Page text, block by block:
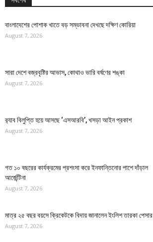
বাংলাদেশের পোশাক খাতে বড় সম্ভাবনা দেখছে দক্ষিণ কোরিয়া
August 7, 2026
সারা দেশে বজ্রবৃষ্টির আভাস, কোথাও ভারি বর্ষণের শঙ্কা
August 7, 2026
র‍্যাব বিলুপ্তি হয়ে আসছে ‘এসআরবি’, খসড়া আইন প্রকাশ
August 7, 2026
গত ১০ বছরের কার্যক্রমের প্রশংসা করে ইনফান্তিনোর পাশে দাঁড়াল
আর্জেন্টিনা
August 7, 2026
মাত্র ২৫ বছর বয়সে ক্রিকেটকে বিদায় জানালেন ইংলিশ তারকা পেসার
August 7, 2026